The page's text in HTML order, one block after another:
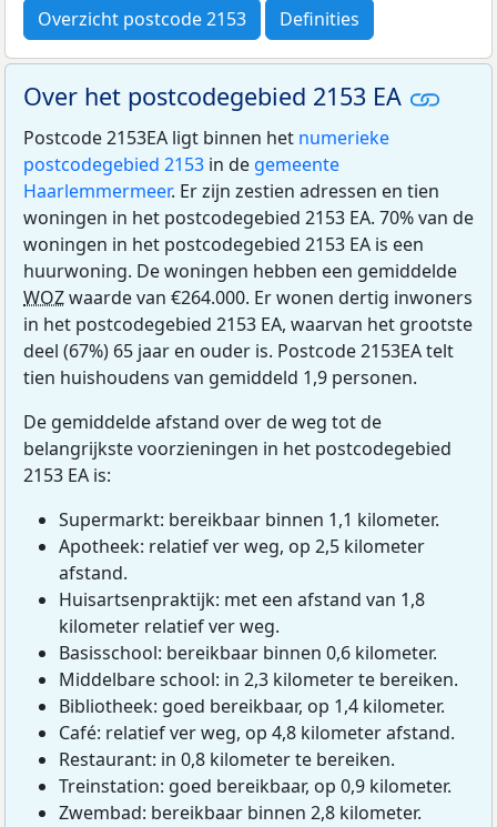
Overzicht postcode 2153 Definities
Over het postcodegebied 2153 EA
Postcode 2153EA ligt binnen het numerieke
postcodegebied 2153 in de gemeente
Haarlemmermeer. Er zijn zestien adressen en tien
woningen in het postcodegebied 2153 EA. 70% van de
woningen in het postcodegebied 2153 EA is een
huurwoning. De woningen hebben een gemiddelde
WOZwaarde van €264.000. Er wonen dertig inwoners
in het postcodegebied 2153 EA, waarvan het grootste
deel (67%) 65 jaar en ouder is. Postcode 2153EA telt
tien huishoudens van gemiddeld 1,9 personen.
De gemiddelde afstand over de weg tot de
belangrijkste voorzieningen in het postcodegebied
2153 EA is:
Supermarkt: bereikbaar binnen 1,1 kilometer.
Apotheek: relatief ver weg, op 2,5 kilometer
afstand.
Huisartsenpraktijk: met een afstand van 1,8
kilometer relatief ver weg.
Basisschool: bereikbaar binnen 0,6 kilometer.
Middelbare school: in 2,3 kilometer te bereiken.
Bibliotheek: goed bereikbaar, op 1,4 kilometer.
Café: relatief ver weg, op 4,8 kilometer afstand.
Restaurant: in 0,8 kilometer te bereiken.
Treinstation: goed bereikbaar, op 0,9 kilometer.
Zwembad: bereikbaar binnen 2,8 kilometer.